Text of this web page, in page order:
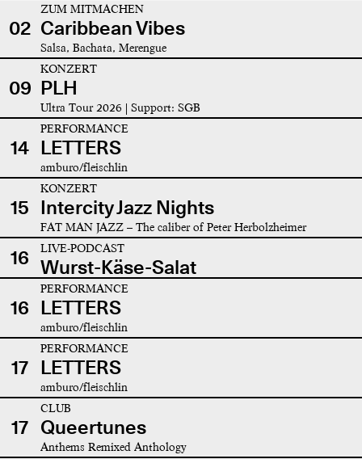
02
ZUM MITMACHEN
Caribbean Vibes
Salsa, Bachata, Merengue
09
KONZERT
PLH
Ultra Tour 2026 | Support: SGB
14
PERFORMANCE
LETTERS
amburo/fleischlin
15
KONZERT
Intercity Jazz Nights
FAT MAN JAZZ – The caliber of Peter Herbolzheimer
16 LIVE-PODCAST
Wurst-Käse-Salat
16
PERFORMANCE
LETTERS
amburo/fleischlin
17
PERFORMANCE
LETTERS
amburo/fleischlin
17
CLUB
Queertunes
Anthems Remixed Anthology